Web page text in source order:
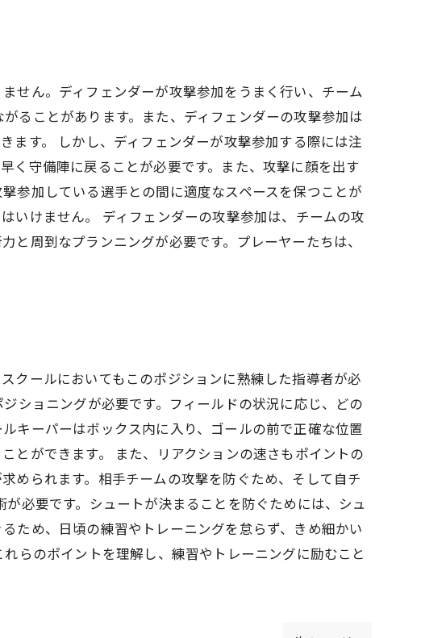
せん。ディフェンダーが攻撃参加をうまく行い、チーム
ることがあります。また、ディフェンダーの攻撃参加は
ます。 しかし、ディフェンダーが攻撃参加する際には注
く守備陣に戻ることが必要です。また、攻撃に顔を出す
参加している選手との間に適度なスペースを保つことが
いけません。 ディフェンダーの攻撃参加は、チームの攻
周到なプランニングが必要です。プレーヤーたちは、
クールにおいてもこのポジションに熟練した指導者が必
ショニングが必要です。フィールドの状況に応じ、どの
キーパーはボックス内に入り、ゴールの前で正確な位置
とができます。 また、リアクションの速さもポイントの
められます。相手チームの攻撃を防ぐため、そして自チ
必要です。シュートが決まることを防ぐためには、シュ
ため、日頃の練習やトレーニングを怠らず、きめ細かい
らのポイントを理解し、練習やトレーニングに励むこと